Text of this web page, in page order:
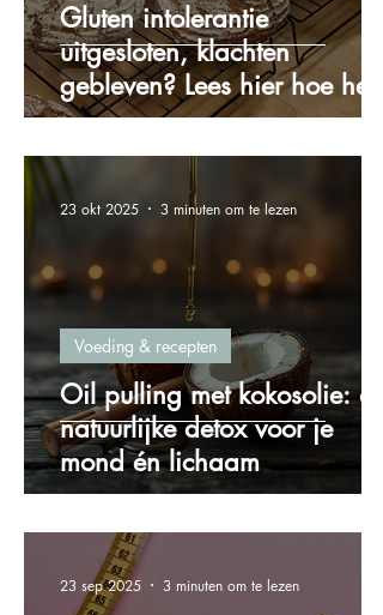
Gluten intolerantie
uitgesloten, klachten
gebleven? Lees hier hoe het
zit!
Oil pulling met kokosolie: de
natuurlijke detox voor je
mond én lichaam
Voeding & recepten
23 okt 2025 3 minuten om te lezen
23 sep 2025 3 minuten om te lezen